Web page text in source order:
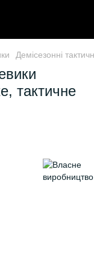
Демісезонні
тактичне